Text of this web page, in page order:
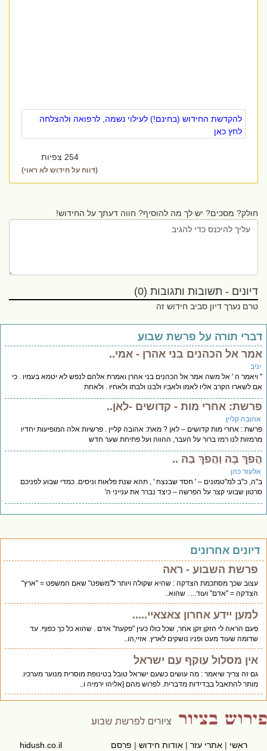
להקדשת החידוש (בחינם!) לעילוי נשמה, לרפואה ולהצלחה
לחץ כאן
254 צפיות
(דווח על חידוש לא ראוי)
חולק? מסכים? יש לך מה להוסיף? חווה דעתך על החידוש!
דיונים - תשובות ותגובות (0)
טרם נערך דיון סביב חידוש זה
תורה על פרשת שבוע
אל הכהנים בני אהרן - אמי..
ה ' אל משה אמר אל הכהנים בני אהרן ואמרת אלהם לנפש לא יטמא בעמיו . כי
לשארו הקרב אליו לאמו ולאביו ולבנו ולבתו ולאחיו . ולאחת
אחרי מות - קדושים -לאן..
קליין
: אחרי מות קדושים – לאן ? מאת: אהובה קליין . פרשיות אלה המופיעות יחדיו
לנו רמז ברור על העבר, ההווה ועל פתיחת שער חדש
בָּהּ וַהֲפֹךְ בַּהּ ..
כהן
כ"ב למ"טמונים – ' חסד שבנצח ' , תהא שנת פלאות וניסים. כמדי שבוע לפניכם
שבועי קצר על הפרשה – כיצד נברר את ענייני ה'
אחרונים
פרשת השבוע - ראה
עצוב שכך מסתכמת הצדקה : שהיא שקולה ויותר ל"משפט" שאם המשפט = "ארץ"
הצדקה = "אדם" ועוד... . שהוא..
למען יידע אחרון צאצאיי.....
פעם הראה לי הזקן זקן אחר, שכל כולו כעין "פקעת" אדם . שהוא כל כך כפוף. עד
שדומה שעוד מעט ופניו נושקים לארץ. אזיי,הו..
אין מסלול עוקף עם ישראל
גם זה צריך שיאמר : מה עושים כשעם ישראל טובל בטינופת מוסרית מנוער מערכיו.
מותר להתאבל בבדידות מדברית. לפרוש מהם [אליהו ירמיה ו..
ראשי|אתרי עזר|אודות חידוש|פרסם hidush.co.il